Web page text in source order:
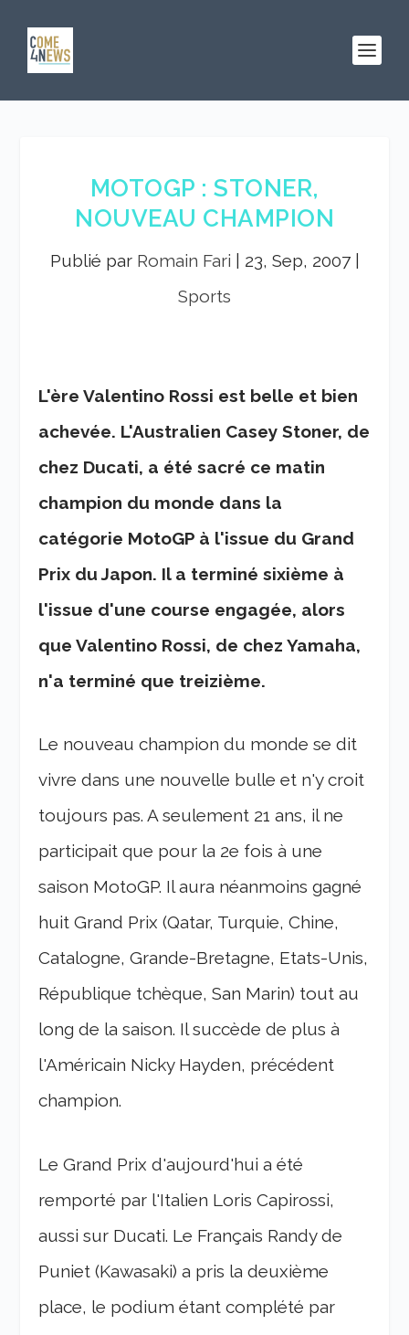
MOTOGP : STONER,
NOUVEAU CHAMPION
Publié par Romain Fari 23, Sep, 2007|
Sports
L'ère Valentino Rossi est belle et bien
achevée. L'Australien Casey Stoner, de
chez Ducati, a été sacré ce matin
champion du monde dans la
catégorie MotoGP à l'issue du Grand
Prix du Japon. Il a terminé sixième à
l'issue d'une course engagée, alors
que Valentino Rossi, de chez Yamaha,
n'a terminé que treizième.
Le nouveau champion du monde se dit
vivre dans une nouvelle bulle et n'y croit
toujours pas. A seulement 21 ans, il ne
participait que pour la 2e fois à une
saison MotoGP. Il aura néanmoins gagné
huit Grand Prix (Qatar, Turquie, Chine,
Catalogne, Grande-Bretagne, Etats-Unis,
République tchèque, San Marin) tout au
long de la saison. Il succède de plus à
l'Américain Nicky Hayden, précédent
champion.
Le Grand Prix d'aujourd'hui a été
remporté par l'Italien Loris Capirossi,
aussi sur Ducati. Le Français Randy de
Puniet (Kawasaki) a pris la deuxième
place, le podium étant complété par